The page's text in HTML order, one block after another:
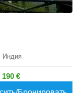
Индия
€